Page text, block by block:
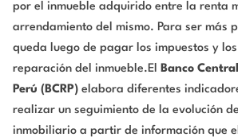
por el inmueble adquirido entre la renta
arrendamiento del mismo. Para ser más
queda luego de pagar los impuestos y los
reparación del inmueble.El Banco
Perú (BCRP) elabora diferentes
realizar un seguimiento de la evolución
inmobiliario a partir de información que